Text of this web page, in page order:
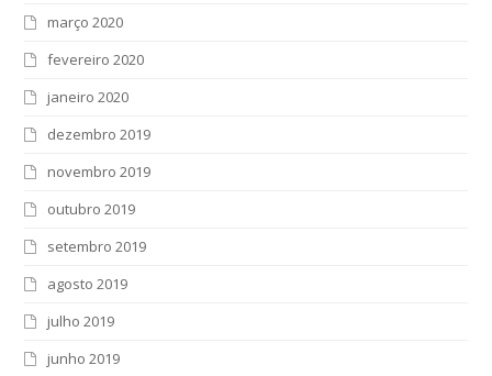
março 2020
fevereiro 2020
janeiro 2020
dezembro 2019
novembro 2019
outubro 2019
setembro 2019
agosto 2019
julho 2019
junho 2019